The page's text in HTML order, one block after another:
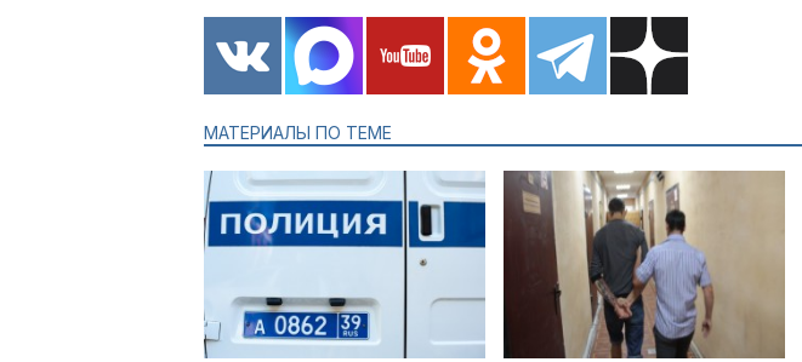
МАТЕРИАЛЫ ПО ТЕМЕ